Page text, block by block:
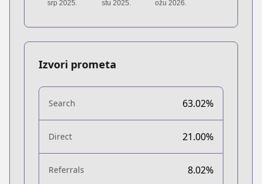
Izvori prometa
Search 63.02%
Direct 21.00%
Referrals 8.02%